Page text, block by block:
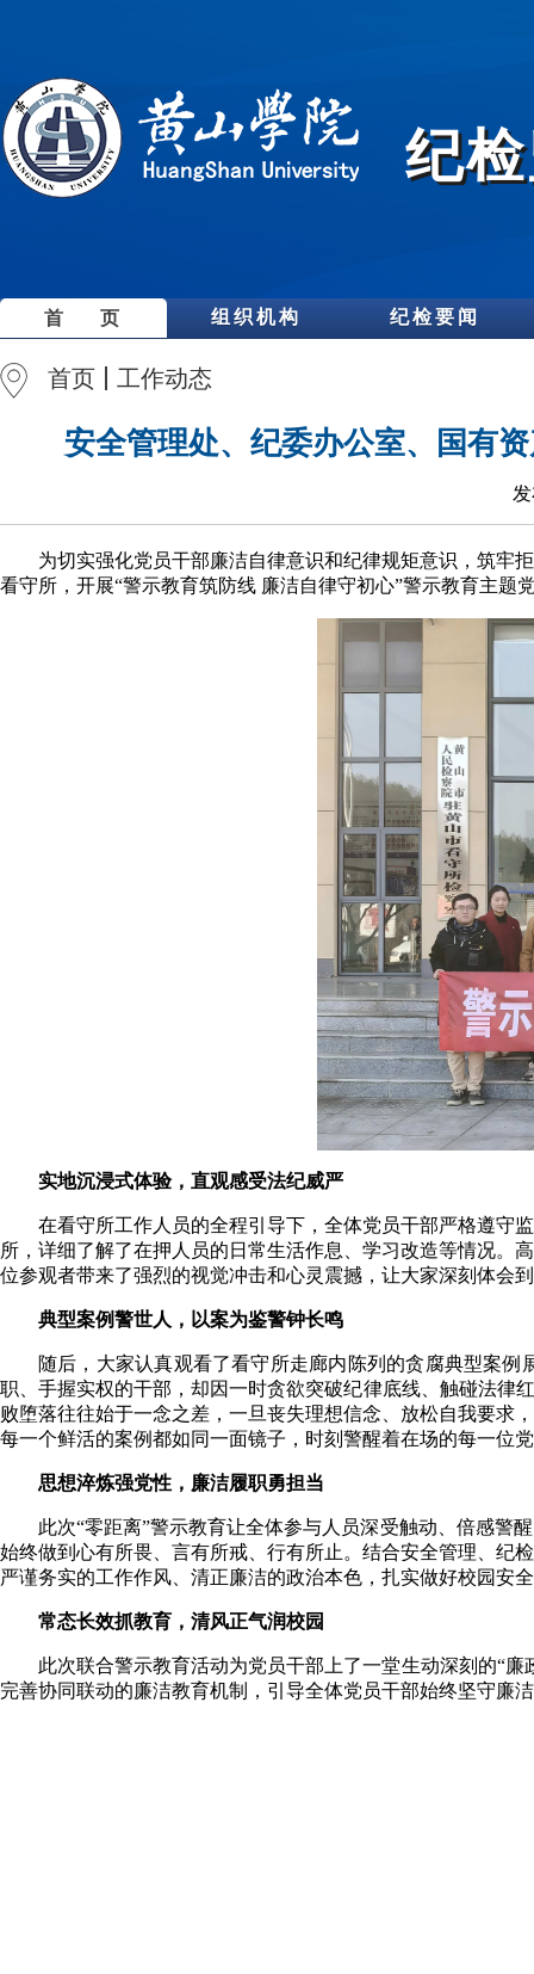
纪
首 页 组织机构 纪检要闻
首页 工作动态
安全管理处、纪委办公室、国有
为切实强化党员干部廉洁自律意识和纪律规矩意识，筑牢
看守所，开展“警示教育筑防线 廉洁自律守初心”警示教育主题
实地沉浸式体验，直观感受法纪威严
在看守所工作人员的全程引导下，全体党员干部严格遵守
所，详细了解了在押人员的日常生活作息、学习改造等情况。
位参观者带来了强烈的视觉冲击和心灵震撼，让大家深刻体会
典型案例警世人，以案为鉴警钟长鸣
随后，大家认真观看了看守所走廊内陈列的贪腐典型案
职、手握实权的干部，却因一时贪欲突破纪律底线、触碰法律
败堕落往往始于一念之差，一旦丧失理想信念、放松自我要求
每一个鲜活的案例都如同一面镜子，时刻警醒着在场的每一位
思想淬炼强党性，廉洁履职勇担当
此次“零距离”警示教育让全体参与人员深受触动、倍感警
始终做到心有所畏、言有所戒、行有所止。结合安全管理、纪
严谨务实的工作作风、清正廉洁的政治本色，扎实做好校园安
常态长效抓教育，清风正气润校园
此次联合警示教育活动为党员干部上了一堂生动深刻的“
完善协同联动的廉洁教育机制，引导全体党员干部始终坚守廉